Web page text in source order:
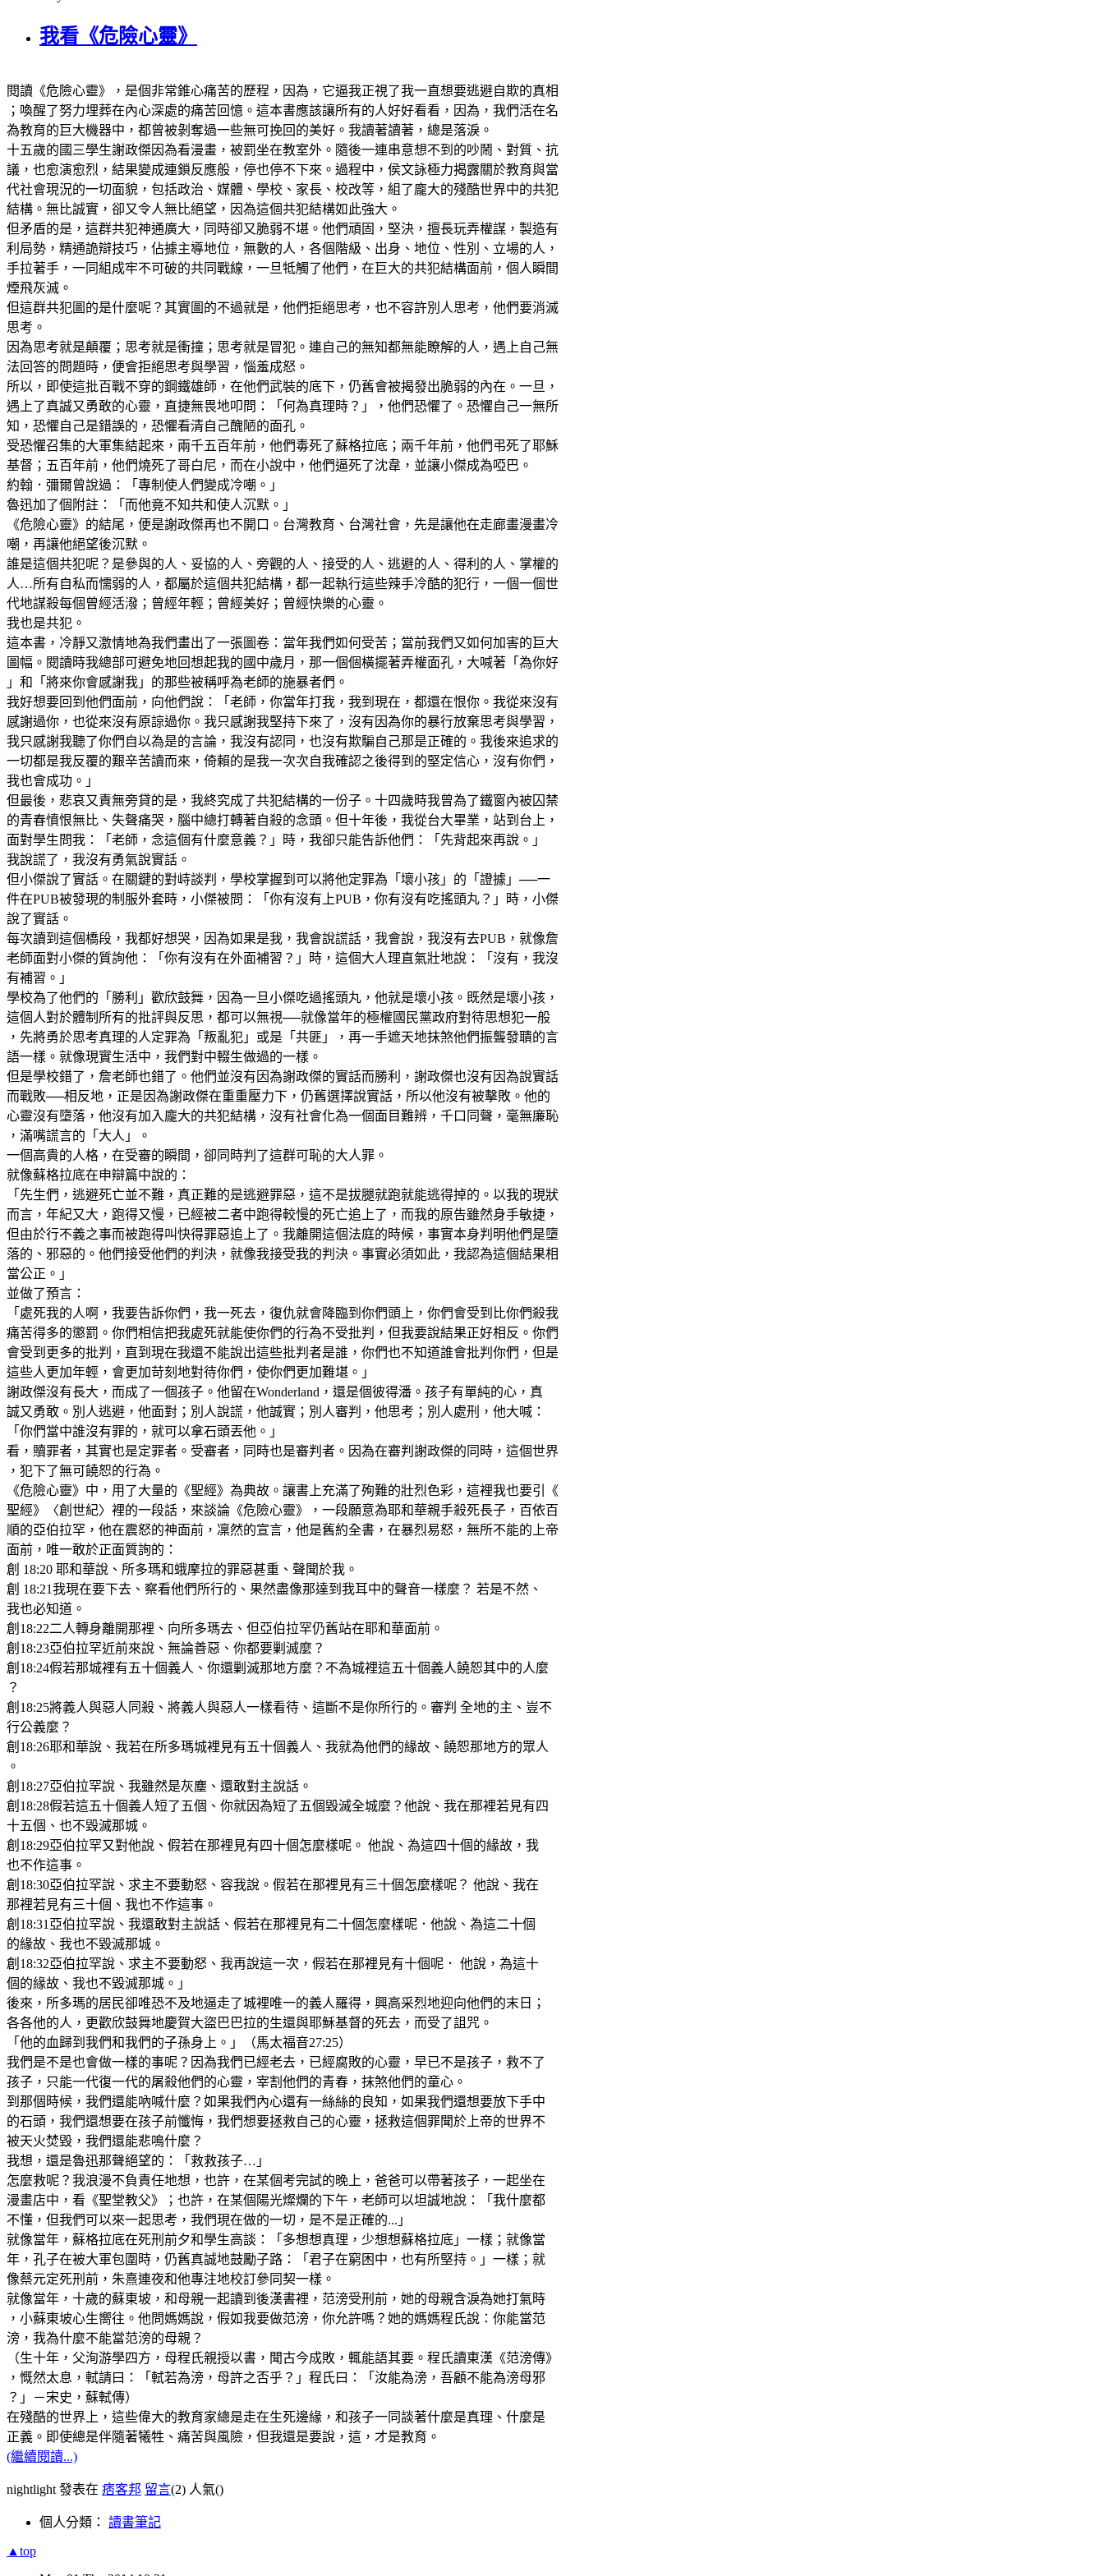
我看《危險心靈》
閱讀《危險心靈》，是個非常錐心痛苦的歷程，因為，它逼我正視了我一直想要逃避自欺的真相
；喚醒了努力埋葬在內心深處的痛苦回憶。這本書應該讓所有的人好好看看，因為，我們活在名
為教育的巨大機器中，都曾被剝奪過一些無可挽回的美好。我讀著讀著，總是落淚。
十五歲的國三學生謝政傑因為看漫畫，被罰坐在教室外。隨後一連串意想不到的吵鬧、對質、抗
議，也愈演愈烈，結果變成連鎖反應般，停也停不下來。過程中，侯文詠極力揭露關於教育與當
代社會現況的一切面貌，包括政治、媒體、學校、家長、校改等，組了龐大的殘酷世界中的共犯
結構。無比誠實，卻又令人無比絕望，因為這個共犯結構如此強大。
但矛盾的是，這群共犯神通廣大，同時卻又脆弱不堪。他們頑固，堅決，擅長玩弄權謀，製造有
利局勢，精通詭辯技巧，佔據主導地位，無數的人，各個階級、出身、地位、性別、立場的人，
手拉著手，一同組成牢不可破的共同戰線，一旦牴觸了他們，在巨大的共犯結構面前，個人瞬間
煙飛灰滅。
但這群共犯圖的是什麼呢？其實圖的不過就是，他們拒絕思考，也不容許別人思考，他們要消滅
思考。
因為思考就是顛覆；思考就是衝撞；思考就是冒犯。連自己的無知都無能瞭解的人，遇上自己無
法回答的問題時，便會拒絕思考與學習，惱羞成怒。
所以，即使這批百戰不穿的鋼鐵雄師，在他們武裝的底下，仍舊會被揭發出脆弱的內在。一旦，
遇上了真誠又勇敢的心靈，直捷無畏地叩問：「何為真理時？」，他們恐懼了。恐懼自己一無所
知，恐懼自己是錯誤的，恐懼看清自己醜陋的面孔。
受恐懼召集的大軍集結起來，兩千五百年前，他們毒死了蘇格拉底；兩千年前，他們弔死了耶穌
基督；五百年前，他們燒死了哥白尼，而在小說中，他們逼死了沈韋，並讓小傑成為啞巴。
約翰．彌爾曾說過：「專制使人們變成冷嘲。」
魯迅加了個附註：「而他竟不知共和使人沉默。」
《危險心靈》的結尾，便是謝政傑再也不開口。台灣教育、台灣社會，先是讓他在走廊畫漫畫冷
嘲，再讓他絕望後沉默。
誰是這個共犯呢？是參與的人、妥協的人、旁觀的人、接受的人、逃避的人、得利的人、掌權的
人…所有自私而懦弱的人，都屬於這個共犯結構，都一起執行這些辣手冷酷的犯行，一個一個世
代地謀殺每個曾經活潑；曾經年輕；曾經美好；曾經快樂的心靈。
我也是共犯。
這本書，冷靜又激情地為我們畫出了一張圖卷：當年我們如何受苦；當前我們又如何加害的巨大
圖幅。閱讀時我總部可避免地回想起我的國中歲月，那一個個橫擺著弄權面孔，大喊著「為你好
」和「將來你會感謝我」的那些被稱呼為老師的施暴者們。
我好想要回到他們面前，向他們說：「老師，你當年打我，我到現在，都還在恨你。我從來沒有
感謝過你，也從來沒有原諒過你。我只感謝我堅持下來了，沒有因為你的暴行放棄思考與學習，
我只感謝我聽了你們自以為是的言論，我沒有認同，也沒有欺騙自己那是正確的。我後來追求的
一切都是我反覆的艱辛苦讀而來，倚賴的是我一次次自我確認之後得到的堅定信心，沒有你們，
我也會成功。」
但最後，悲哀又責無旁貸的是，我終究成了共犯結構的一份子。十四歲時我曾為了鐵窗內被囚禁
的青春憤恨無比、失聲痛哭，腦中總打轉著自殺的念頭。但十年後，我從台大畢業，站到台上，
面對學生問我：「老師，念這個有什麼意義？」時，我卻只能告訴他們：「先背起來再說。」
我說謊了，我沒有勇氣說實話。
但小傑說了實話。在關鍵的對峙談判，學校掌握到可以將他定罪為「壞小孩」的「證據」──一
件在PUB被發現的制服外套時，小傑被問：「你有沒有上PUB，你有沒有吃搖頭丸？」時，小傑
說了實話。
每次讀到這個橋段，我都好想哭，因為如果是我，我會說謊話，我會說，我沒有去PUB，就像詹
老師面對小傑的質詢他：「你有沒有在外面補習？」時，這個大人理直氣壯地說：「沒有，我沒
有補習。」
學校為了他們的「勝利」歡欣鼓舞，因為一旦小傑吃過搖頭丸，他就是壞小孩。既然是壞小孩，
這個人對於體制所有的批評與反思，都可以無視──就像當年的極權國民黨政府對待思想犯一般
，先將勇於思考真理的人定罪為「叛亂犯」或是「共匪」，再一手遮天地抹煞他們振聾發聵的言
語一樣。就像現實生活中，我們對中輟生做過的一樣。
但是學校錯了，詹老師也錯了。他們並沒有因為謝政傑的實話而勝利，謝政傑也沒有因為說實話
而戰敗──相反地，正是因為謝政傑在重重壓力下，仍舊選擇說實話，所以他沒有被擊敗。他的
心靈沒有墮落，他沒有加入龐大的共犯結構，沒有社會化為一個面目難辨，千口同聲，毫無廉恥
，滿嘴謊言的「大人」。
一個高貴的人格，在受審的瞬間，卻同時判了這群可恥的大人罪。
就像蘇格拉底在申辯篇中說的：
「先生們，逃避死亡並不難，真正難的是逃避罪惡，這不是拔腿就跑就能逃得掉的。以我的現狀
而言，年紀又大，跑得又慢，已經被二者中跑得較慢的死亡追上了，而我的原告雖然身手敏捷，
但由於行不義之事而被跑得叫快得罪惡追上了。我離開這個法庭的時候，事實本身判明他們是墮
落的、邪惡的。他們接受他們的判決，就像我接受我的判決。事實必須如此，我認為這個結果相
當公正。」
並做了預言：
「處死我的人啊，我要告訴你們，我一死去，復仇就會降臨到你們頭上，你們會受到比你們殺我
痛苦得多的懲罰。你們相信把我處死就能使你們的行為不受批判，但我要說結果正好相反。你們
會受到更多的批判，直到現在我還不能說出這些批判者是誰，你們也不知道誰會批判你們，但是
這些人更加年輕，會更加苛刻地對待你們，使你們更加難堪。」
謝政傑沒有長大，而成了一個孩子。他留在Wonderland，還是個彼得潘。孩子有單純的心，真
誠又勇敢。別人逃避，他面對；別人說謊，他誠實；別人審判，他思考；別人處刑，他大喊：
「你們當中誰沒有罪的，就可以拿石頭丟他。」
看，贖罪者，其實也是定罪者。受審者，同時也是審判者。因為在審判謝政傑的同時，這個世界
，犯下了無可饒恕的行為。
《危險心靈》中，用了大量的《聖經》為典故。讓書上充滿了殉難的壯烈色彩，這裡我也要引《
聖經》〈創世紀〉裡的一段話，來談論《危險心靈》，一段願意為耶和華親手殺死長子，百依百
順的亞伯拉罕，他在震怒的神面前，凜然的宣言，他是舊約全書，在暴烈易怒，無所不能的上帝
面前，唯一敢於正面質詢的：
創 18:20 耶和華說、所多瑪和蛾摩拉的罪惡甚重、聲聞於我。
創 18:21我現在要下去、察看他們所行的、果然盡像那達到我耳中的聲音一樣麼？ 若是不然、
我也必知道。
創18:22二人轉身離開那裡、向所多瑪去、但亞伯拉罕仍舊站在耶和華面前。
創18:23亞伯拉罕近前來說、無論善惡、你都要剿滅麼？
創18:24假若那城裡有五十個義人、你還剿滅那地方麼？不為城裡這五十個義人饒恕其中的人麼
？
創18:25將義人與惡人同殺、將義人與惡人一樣看待、這斷不是你所行的。審判 全地的主、豈不
行公義麼？
創18:26耶和華說、我若在所多瑪城裡見有五十個義人、我就為他們的緣故、饒恕那地方的眾人
。
創18:27亞伯拉罕說、我雖然是灰塵、還敢對主說話。
創18:28假若這五十個義人短了五個、你就因為短了五個毀滅全城麼？他說、我在那裡若見有四
十五個、也不毀滅那城。
創18:29亞伯拉罕又對他說、假若在那裡見有四十個怎麼樣呢。 他說、為這四十個的緣故，我
也不作這事。
創18:30亞伯拉罕說、求主不要動怒、容我說。假若在那裡見有三十個怎麼樣呢？ 他說、我在
那裡若見有三十個、我也不作這事。
創18:31亞伯拉罕說、我還敢對主說話、假若在那裡見有二十個怎麼樣呢．他說、為這二十個
的緣故、我也不毀滅那城。
創18:32亞伯拉罕說、求主不要動怒、我再說這一次，假若在那裡見有十個呢． 他說，為這十
個的緣故、我也不毀滅那城。」
後來，所多瑪的居民卻唯恐不及地逼走了城裡唯一的義人羅得，興高采烈地迎向他們的末日；
各各他的人，更歡欣鼓舞地慶賀大盜巴巴拉的生還與耶穌基督的死去，而受了詛咒。
「他的血歸到我們和我們的子孫身上。」（馬太福音27:25）
我們是不是也會做一樣的事呢？因為我們已經老去，已經腐敗的心靈，早已不是孩子，救不了
孩子，只能一代復一代的屠殺他們的心靈，宰割他們的青春，抹煞他們的童心。
到那個時候，我們還能吶喊什麼？如果我們內心還有一絲絲的良知，如果我們還想要放下手中
的石頭，我們還想要在孩子前懺悔，我們想要拯救自己的心靈，拯救這個罪聞於上帝的世界不
被天火焚毀，我們還能悲鳴什麼？
我想，還是魯迅那聲絕望的：「救救孩子…」
怎麼救呢？我浪漫不負責任地想，也許，在某個考完試的晚上，爸爸可以帶著孩子，一起坐在
漫畫店中，看《聖堂教父》；也許，在某個陽光燦爛的下午，老師可以坦誠地說：「我什麼都
不懂，但我們可以來一起思考，我們現在做的一切，是不是正確的...」
就像當年，蘇格拉底在死刑前夕和學生高談：「多想想真理，少想想蘇格拉底」一樣；就像當
年，孔子在被大軍包圍時，仍舊真誠地鼓勵子路：「君子在窮困中，也有所堅持。」一樣；就
像蔡元定死刑前，朱熹連夜和他專注地校訂參同契一樣。
就像當年，十歲的蘇東坡，和母親一起讀到後漢書裡，范滂受刑前，她的母親含淚為她打氣時
，小蘇東坡心生嚮往。他問媽媽說，假如我要做范滂，你允許嗎？她的媽媽程氏說：你能當范
滂，我為什麼不能當范滂的母親？
（生十年，父洵游學四方，母程氏親授以書，聞古今成敗，輒能語其要。程氏讀東漢《范滂傳》
，慨然太息，軾請曰：「軾若為滂，母許之否乎？」程氏曰：「汝能為滂，吾顧不能為滂母邪
？」－宋史，蘇軾傳）
在殘酷的世界上，這些偉大的教育家總是走在生死邊緣，和孩子一同談著什麼是真理、什麼是
正義。即使總是伴隨著犧牲、痛苦與風險，但我還是要說，這，才是教育。
(繼續閱讀...)
nightlight 發表在 痞客邦 留言(2) 人氣()
個人分類： 讀書筆記
▲top